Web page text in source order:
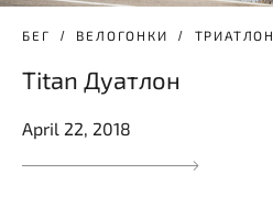
БЕГ ВЕЛОГОНКИ ТРИАТЛОН
Titan Дуатлон
April 22, 2018